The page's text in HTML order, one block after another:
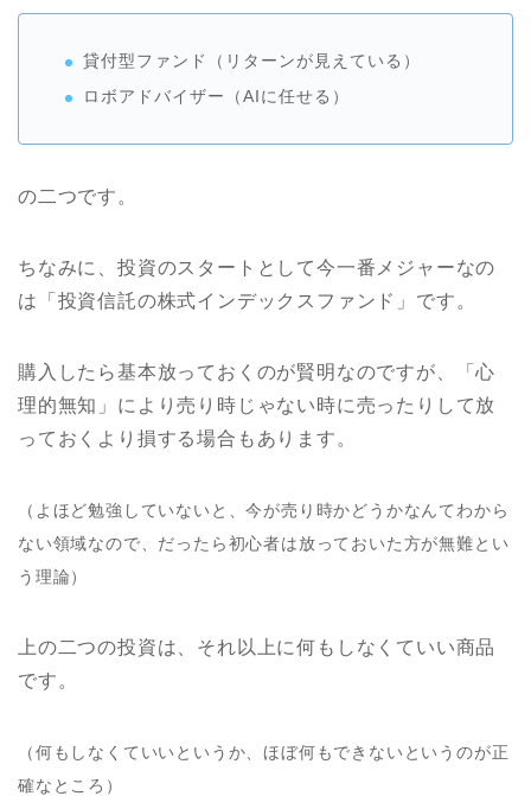
貸付型ファンド（リターンが見えている）
ロボアドバイザー（AIに任せる）
の二つです。
ちなみに、投資のスタートとして今一番メジャーなの
は「投資信託の株式インデックスファンド」です。
購入したら基本放っておくのが賢明なのですが、「心
理的無知」により売り時じゃない時に売ったりして放
っておくより損する場合もあります。
（よほど勉強していないと、今が売り時かどうかなんてわから
ない領域なので、だったら初心者は放っておいた方が無難とい
う理論）
上の二つの投資は、それ以上に何もしなくていい商品
です。
（何もしなくていいというか、ほぼ何もできないというのが正
確なところ）